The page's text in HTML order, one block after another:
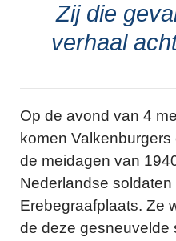
Zij die
verhaal
Op de avond van 4
komen
de meidagen van
Nederlandse
Erebegraafplaats. Ze
de deze gesneuvelde